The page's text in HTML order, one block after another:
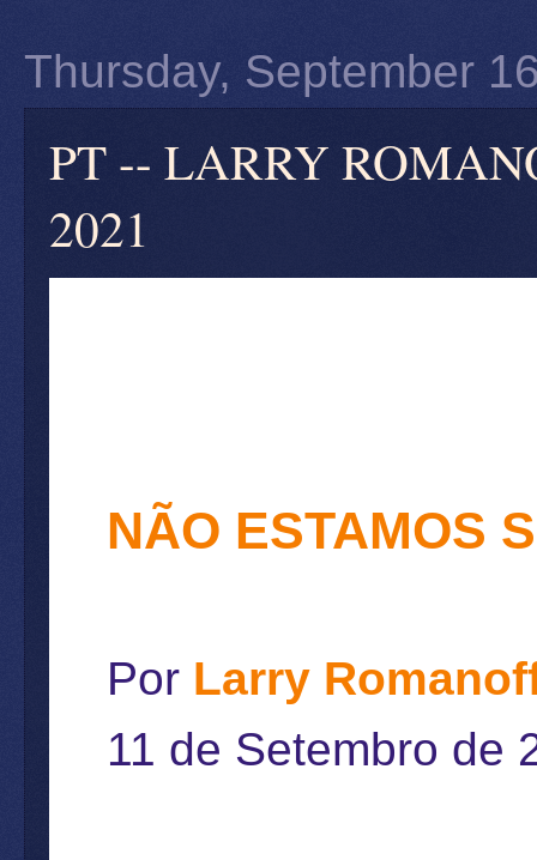
Thursday, September
PT -- LARRY
2021
NÃO ESTAMOS
Por Larry
11 de Setembro de